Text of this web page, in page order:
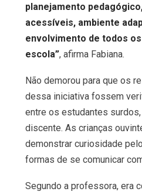
planejamento
acessíveis, ambiente
envolvimento de todos
escola”, afirma Fabiana.
Não demorou para que os
dessa iniciativa fossem
entre os estudantes
discente. As crianças
demonstrar curiosidade
formas de se comunicar
Segundo a professora, era